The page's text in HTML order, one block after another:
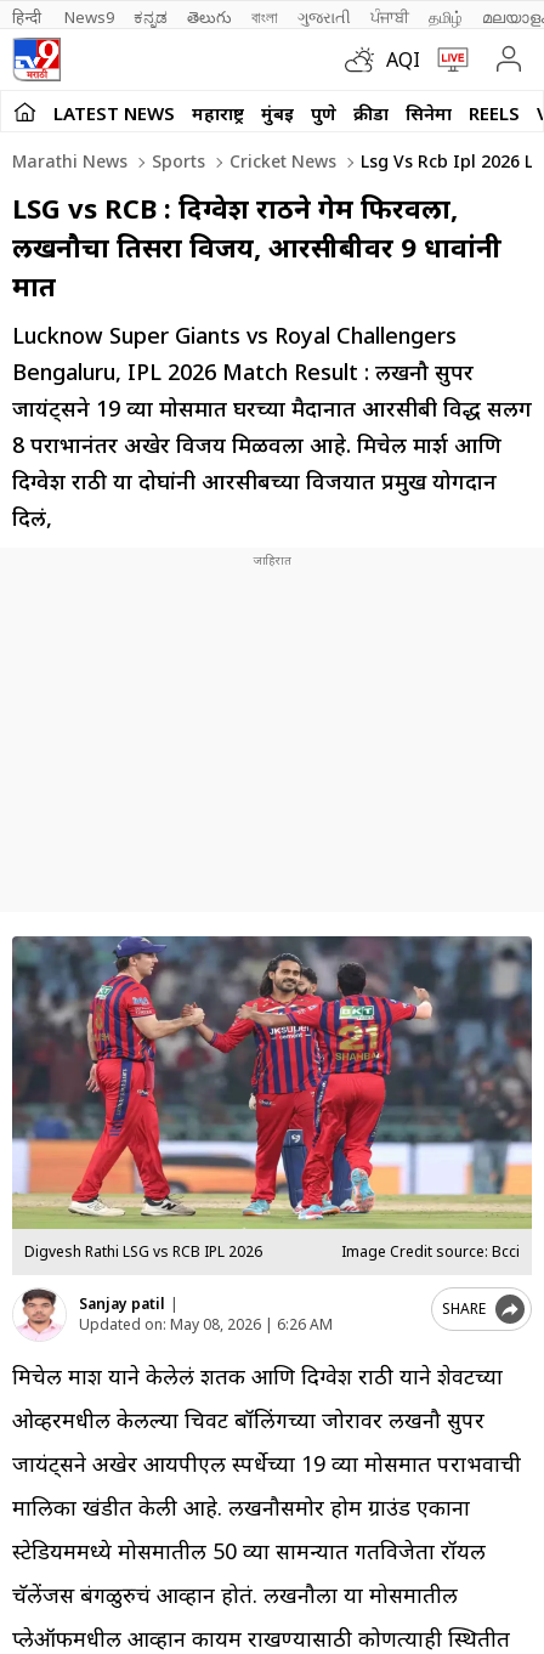
हिन्दी News9 ಕನ್ನಡ తెలుగు বাংলা ગુજરાતી ਪੰਜਾਬੀ தமிழ்
AQI
LATEST NEWS महाराष्ट्र मुंबई पुणे क्रीडा सिनेमा REELS
Marathi News Sports Cricket News Lsg Vs Rcb Ipl 2026
LSG vs RCB : दिग्वेश राठीने गेम फिरवला,
लखनौचा तिसरा विजय, आरसीबीवर 9 धावांनी
मात
Lucknow Super Giants vs Royal Challengers
Bengaluru, IPL 2026 Match Result : लखनौ सुपर
जायंट्सने 19 व्या मोसमात घरच्या मैदानात आरसीबी विरुद्ध सलग
8 पराभानंतर अखेर विजय मिळवला आहे. मिचेल मार्श आणि
दिग्वेश राठी या दोघांनी आरसीबच्या विजयात प्रमुख योगदान
दिलं,
Digvesh Rathi LSG vs RCB IPL 2026 Image Credit source: Bcci
Sanjay patil |
Updated on: May 08, 2026 | 6:26 AM
SHARE
मिचेल मार्श याने केलेलं शतक आणि दिग्वेश राठी याने शेवटच्या
ओव्हरमधील केलल्या चिवट बॉलिंगच्या जोरावर लखनौ सुपर
जायंट्सने अखेर आयपीएल स्पर्धेच्या 19 व्या मोसमात पराभवाची
मालिका खंडीत केली आहे. लखनौसमोर होम ग्राउंड एकाना
स्टेडियममध्ये मोसमातील 50 व्या सामन्यात गतविजेता रॉयल
चॅलेंजर्स बंगळुरुचं आव्हान होतं. लखनौला या मोसमातील
प्लेऑफमधील आव्हान कायम राखण्यासाठी कोणत्याही स्थितीत